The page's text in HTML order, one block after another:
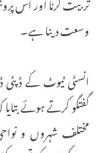
وسعت دینا ہے۔
انسٹی ٹیوٹ کے ڈپٹی
گفتگو کرتے ہوئے
مختلف شہروں و